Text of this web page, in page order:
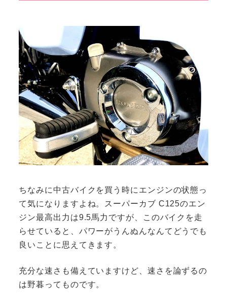
ちなみに中古バイクを買う時にエンジンの状態っ
て気になりますよね。スーパーカブ C125のエン
ジン最高出力は9.5馬力ですが、このバイクを走
らせていると、パワーがうんぬんなんてどうでも
良いことに思えてきます。
充分な速さも備えていますけど、速さを論ずるの
は野暮ってものです。